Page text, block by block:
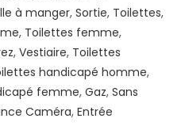
à manger, Sortie, Toilettes,
, Toilettes femme,
, Vestiaire, Toilettes
handicapé homme,
femme, Gaz, Sans
Caméra, Entrée